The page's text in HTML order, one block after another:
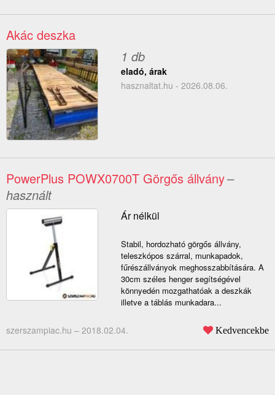
Akác deszka
1 db
eladó, árak
hasznaltat.hu - 2026.08.06.
PowerPlus POWX0700T Görgős állvány–
használt
Ár nélkül
Stabil, hordozható görgős állvány,
teleszkópos szárral, munkapadok,
fűrészállványok meghosszabbítására. A
30cm széles henger segítségével
könnyedén mozgathatóak a deszkák
illetve a táblás munkadara...
szerszampiac.hu – 2018.02.04. Kedvencekbe